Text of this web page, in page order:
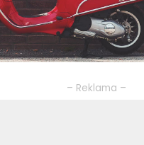
– Reklama –